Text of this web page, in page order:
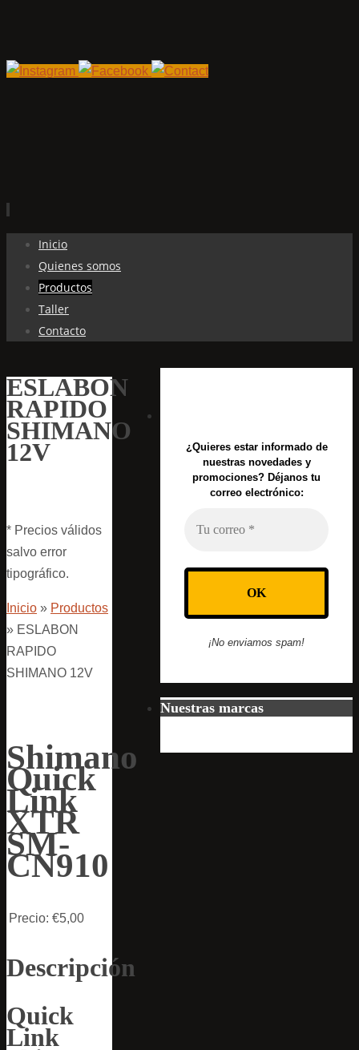
contenido
Inicio
Quienes somos
Productos
Taller
Contacto
ESLABON
RAPIDO
SHIMANO
12V
* Precios válidos
salvo error
tipográfico.
Inicio » Productos
» ESLABON
RAPIDO
SHIMANO 12V
Shimano
Quick
Link
XTR
SM-
CN910
Precio: €5,00
Descripción
Quick
Link
¿Quieres estar informado de
nuestras novedades y
promociones? Déjanos tu
correo electrónico:
¡No enviamos spam!
Nuestras marcas